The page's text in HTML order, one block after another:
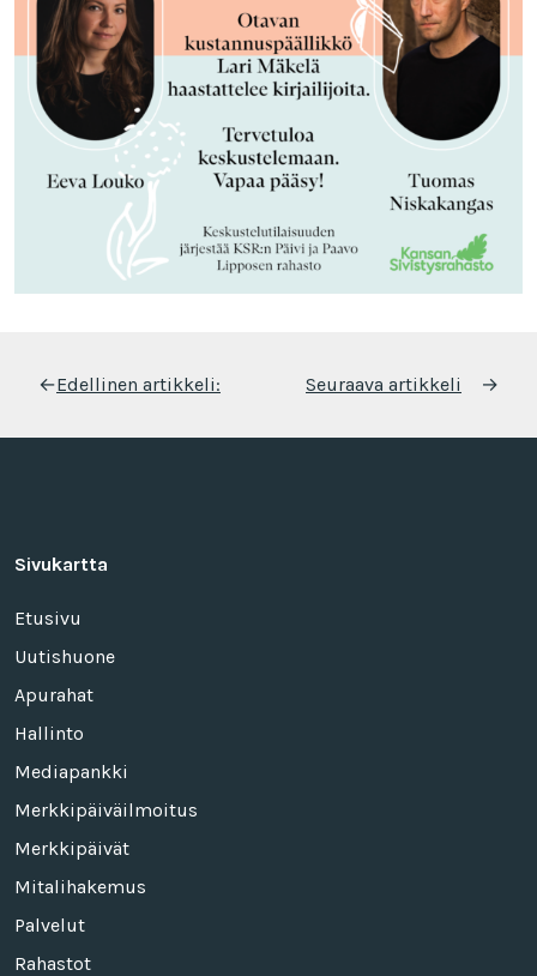
Artikkelien
selaus
←Edellinen artikkeli: →
Seuraava artikkeli
Sivukartta
Etusivu
Uutishuone
Apurahat
Hallinto
Mediapankki
Merkkipäiväilmoitus
Merkkipäivät
Mitalihakemus
Palvelut
Rahastot